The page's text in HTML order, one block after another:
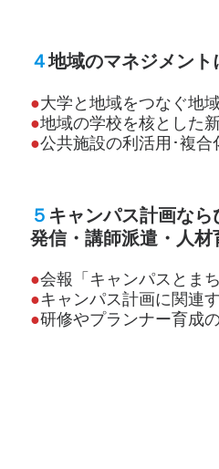
４地域のマネジメント
●大学と地域をつなぐ地
●地域の学校を核とした
●公共施設の利活用･複
５ キャンパス計画な
発信・講師派遣・人材
●会報「キャンパスとま
●キャンパス計画に関連
●研修やプランナー育成